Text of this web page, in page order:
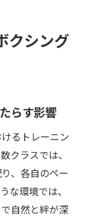
クシング
らす影響
るトレーニン
クラスでは、
、各自のペー
な環境では、
自然と絆が深